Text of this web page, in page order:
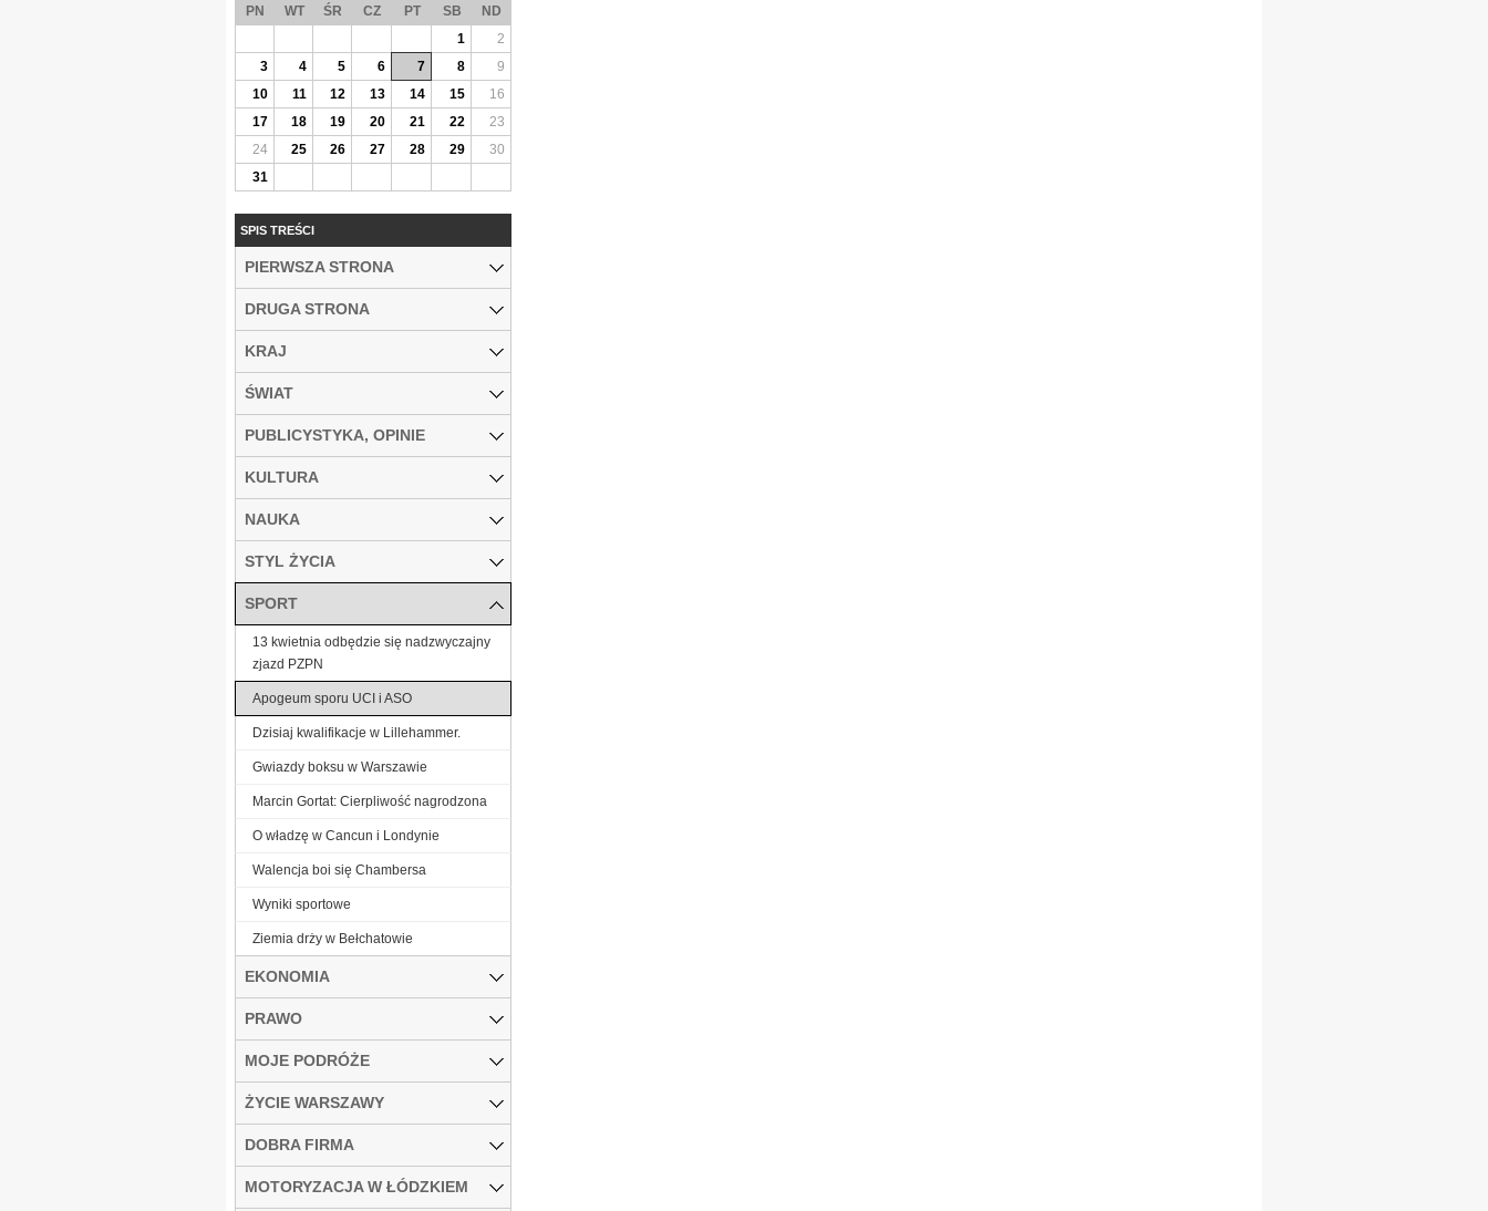
PN WT ŚR CZ PT SB
ND
1
2
3
4 5 6 7 8
9
10
11 12 13 14 15
16
17
18 19 20 21 22
23
24
25 26 27 28 29
30
31
SPIS TREŚCI
PIERWSZA STRONA
DRUGA STRONA
KRAJ
ŚWIAT
PUBLICYSTYKA, OPINIE
KULTURA
NAUKA
STYL ŻYCIA
SPORT
13 kwietnia odbędzie się nadzwyczajny
zjazd PZPN
Apogeum sporu UCI i ASO
Dzisiaj kwalifikacje w Lillehammer.
Gwiazdy boksu w Warszawie
Marcin Gortat: Cierpliwość nagrodzona
O władzę w Cancun i Londynie
Walencja boi się Chambersa
Wyniki sportowe
Ziemia drży w Bełchatowie
EKONOMIA
PRAWO
MOJE PODRÓŻE
ŻYCIE WARSZAWY
DOBRA FIRMA
MOTORYZACJA W ŁÓDZKIEM